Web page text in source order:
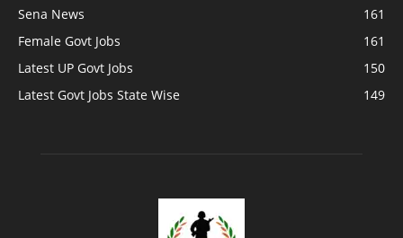
Sena News
161
Female Govt Jobs
161
Latest UP Govt Jobs
150
Latest Govt Jobs State Wise
149